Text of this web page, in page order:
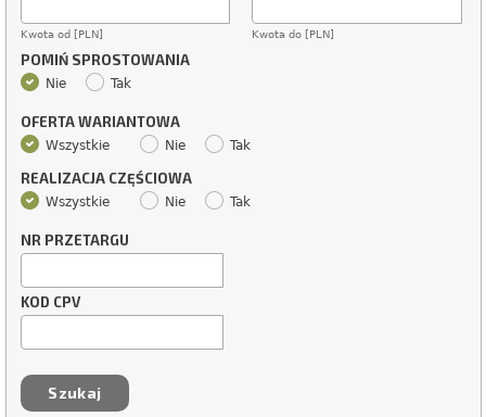
Kwota od [PLN] Kwota do [PLN]
POMIŃ SPROSTOWANIA
Nie Tak
OFERTA WARIANTOWA
Wszystkie Nie Tak
REALIZACJA CZĘŚCIOWA
Wszystkie Nie Tak
NR PRZETARGU
KOD CPV